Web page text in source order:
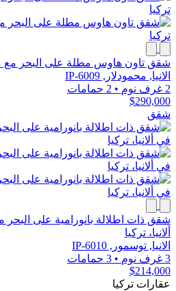
شقق تاون هاوس مطلة على البحر مع
الانيا, محمودلار, IP-6009
2 غرف نوم
• 2 حمامات
$290,000
شقق
شقق ذات اطلالة بانورامية على البحر
ألانيا، تركيا
الانيا, توسمور, IP-6010
3 غرف نوم
• 3 حمامات
$214,000
عقارات تركيا